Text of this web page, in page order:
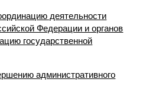
деятельности
Федерации и органов
государственной
административного